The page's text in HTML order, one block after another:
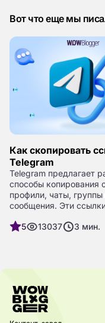
Вот что еще мы
Как скопировать
Telegram
Telegram предлагает
способы копирования
профили, чаты, группы
сообщения. Эти
привлекать новых
Telegram, будь то
5 13037 3 мин.